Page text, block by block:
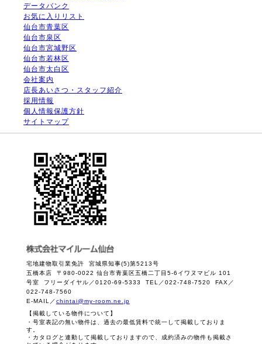
データバンク
お気に入りリスト
仙台市青葉区
仙台市泉区
仙台市宮城野区
仙台市若林区
仙台市太白区
会社案内
店長あいさつ・スタッフ紹介
採用情報
個人情報保護方針
サイトマップ
宅地建物取引業免許 宮城県知事(5)第5213号
五橋本店 〒980-0022 仙台市青葉区五橋二丁目5-6イワヌマビル 101
号室 フリーダイヤル／0120-69-5333 TEL／022-748-7520 FAX／
022-748-7560
E-MAIL／chintai@my-room.ne.jp
【掲載している物件について】
・号室表記の無い物件は、過去の最低賃料で統一して掲載しておりま
す。
・カタログと連動して掲載しておりますので、成約済みの物件も掲載さ